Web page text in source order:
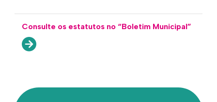
Consulte os estatutos no “Boletim Municipal”